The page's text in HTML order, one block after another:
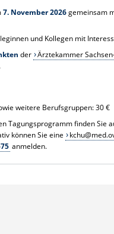
7. November 2026gemeinsam
und Kollegen mit
der Ärztekammer
weitere Berufsgruppen: 30 €
Tagungsprogramm finden Sie
können Sie eine
anmelden.